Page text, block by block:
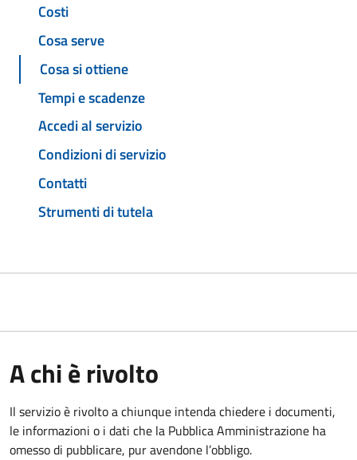
Costi
Cosa serve
Cosa si ottiene
Tempi e scadenze
Accedi al servizio
Condizioni di servizio
Contatti
Strumenti di tutela
A chi è rivolto
Il servizio è rivolto a chiunque intenda chiedere i documenti,
le informazioni o i dati che la Pubblica Amministrazione ha
omesso di pubblicare, pur avendone l’obbligo.